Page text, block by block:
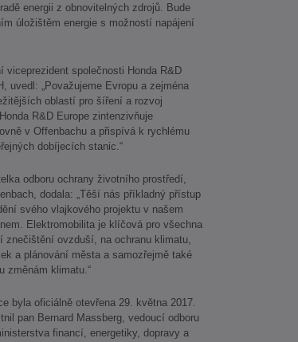
energii z obnovitelných zdrojů. Bude
úložištěm energie s možností napájení
viceprezident společnosti Honda R&D
uvedl: „Považujeme Evropu a zejména
oblastí pro šíření a rozvoj
R&D Europe zintenzivňuje
v Offenbachu a přispívá k rychlému
dobíjecích stanic.“
odboru ochrany životního prostředí,
dodala: „Těší nás příkladný přístup
svého vlajkového projektu v našem
Elektromobilita je klíčová pro všechna
znečištění ovzduší, na ochranu klimatu,
a plánování města a samozřejmě také
změnám klimatu.“
byla oficiálně otevřena 29. května 2017.
pan Bernard Massberg, vedoucí odboru
financí, energetiky, dopravy a